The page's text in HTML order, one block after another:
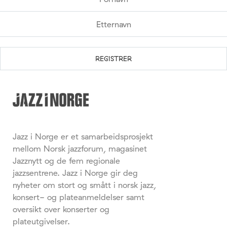
Jazz i Norge er et samarbeidsprosjekt
mellom Norsk jazzforum, magasinet
Jazznytt og de fem regionale
jazzsentrene. Jazz i Norge gir deg
nyheter om stort og smått i norsk jazz,
konsert- og plateanmeldelser samt
oversikt over konserter og
plateutgivelser.